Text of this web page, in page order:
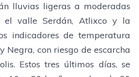
lluvias ligeras a moderadas
el valle Serdán, Atlixco y la
indicadores de temperatura
Negra, con riesgo de escarcha
Estos tres últimos días, se